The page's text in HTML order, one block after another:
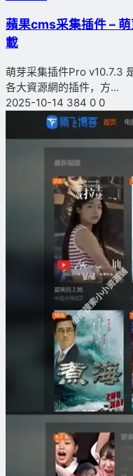
蘋果cms采集插件 –
載
萌芽采集插件Pro v10.7.3
各大資源網的插件，方...
2025-10-14 384 0 0